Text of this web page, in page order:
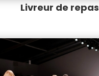
Livreur de repas